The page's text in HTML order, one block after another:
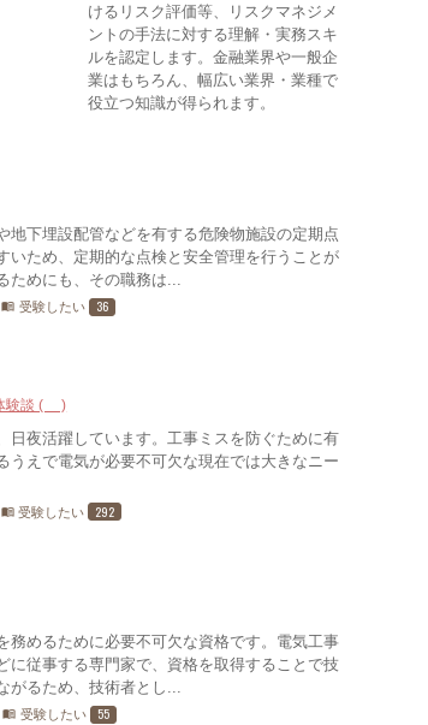
けるリスク評価等、リスクマネジメ
ントの手法に対する理解・実務スキ
ルを認定します。金融業界や一般企
業はもちろん、幅広い業界・業種で
役立つ知識が得られます。
下埋設配管などを有する危険物施設の定期点
いため、定期的な点検と安全管理を行うことが
めにも、その職務は...
menu_book 受験したい 36
験談 (8)
日夜活躍しています。工事ミスを防ぐために有
うえで電気が必要不可欠な現在では大きなニー
menu_book 受験したい 292
務めるために必要不可欠な資格です。電気工事
に従事する専門家で、資格を取得することで技
るため、技術者とし...
menu_book 受験したい 55